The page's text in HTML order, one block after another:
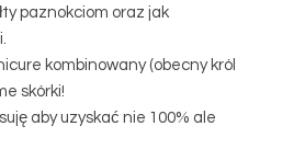
paznokciom oraz jak
kombinowany (obecny król
skórki!
aby uzyskać nie 100% ale